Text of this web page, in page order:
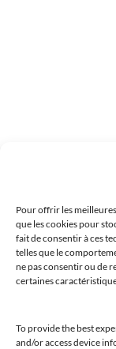
Pour offrir les
que les cookies pour
fait de consentir à ces
telles que le
ne pas consentir ou de
certaines
To provide the best
and/or access device